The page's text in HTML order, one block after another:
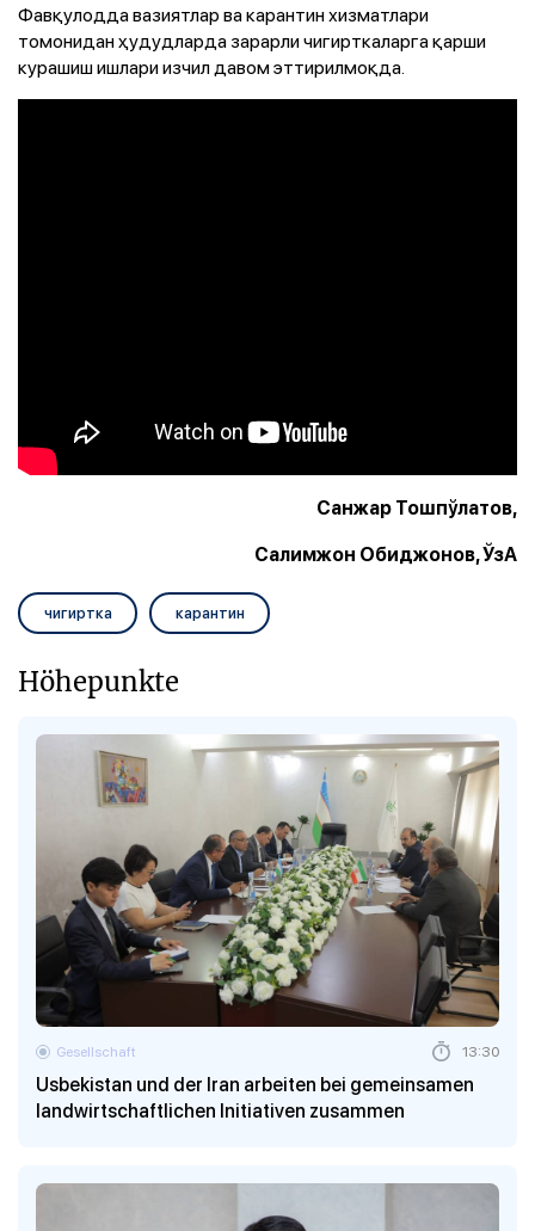
Фавқулодда вазиятлар ва карантин хизматлари
томонидан ҳудудларда зарарли чигирткаларга қарши
курашиш ишлари изчил давом эттирилмоқда.
Санжар Тошпўлатов,
Салимжон Обиджонов, ЎзА
чигиртка карантин
Höhepunkte
Usbekistan und der Iran arbeiten bei gemeinsamen
landwirtschaftlichen Initiativen zusammen
Gesellschaft 13:30